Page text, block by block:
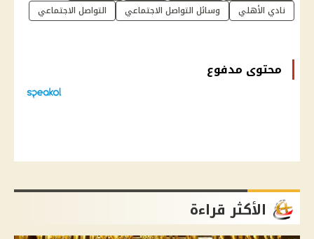
نادي الأهلي
وسائل التواصل الاجتماعي التواصل الاجتماعي
محتوى مدفوع
الأكثر قراءة